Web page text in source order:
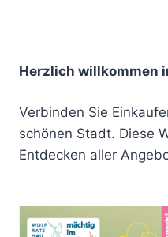
Herzlich willkommen
Verbinden Sie
schönen Stadt. Diese
Entdecken aller